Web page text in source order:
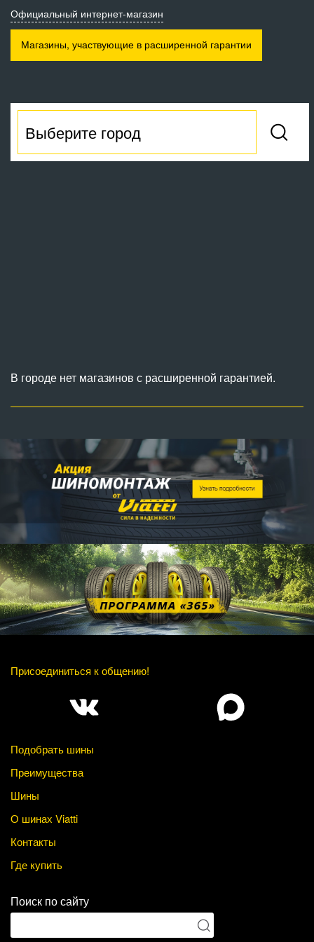
Официальный интернет-магазин
Магазины, участвующие в расширенной гарантии
В городе нет магазинов с расширенной гарантией.
Присоединиться к общению!
Подобрать шины
Преимущества
Шины
О шинах Viatti
Контакты
Где купить
Поиск по сайту